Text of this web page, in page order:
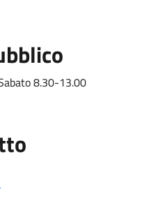
8.30-13.00